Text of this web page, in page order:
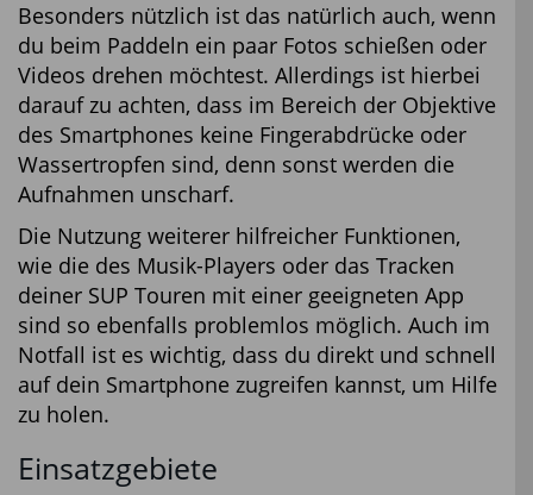
Besonders nützlich ist das natürlich auch, wenn
du beim Paddeln ein paar Fotos schießen oder
Videos drehen möchtest. Allerdings ist hierbei
darauf zu achten, dass im Bereich der Objektive
des Smartphones keine Fingerabdrücke oder
Wassertropfen sind, denn sonst werden die
Aufnahmen unscharf.
Die Nutzung weiterer hilfreicher Funktionen,
wie die des Musik-Players oder das Tracken
deiner SUP Touren mit einer geeigneten App
sind so ebenfalls problemlos möglich. Auch im
Notfall ist es wichtig, dass du direkt und schnell
auf dein Smartphone zugreifen kannst, um Hilfe
zu holen.
Einsatzgebiete